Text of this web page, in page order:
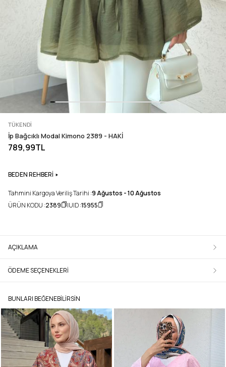
TÜKENDI
İp Bağcıklı Modal Kimono 2389 - HAKİ
789,99TL
BEDEN REHBERİ
Tahmini Kargoya Veriliş Tarihi :9 Ağustos - 10 Ağustos
ÜRÜN KODU :2389 UID :15955
AÇIKLAMA
ÖDEME SEÇENEKLERI
BUNLARI BEĞENEBILIRSIN